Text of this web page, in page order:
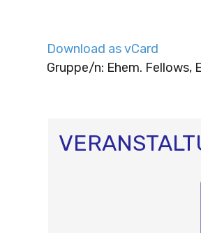
Download as vCard
Gruppe/n: Ehem. Fellows,